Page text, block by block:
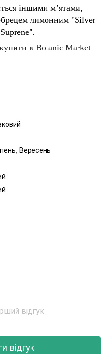
іншими м’ятами,
лимонним "Silver
в Botanic Market
Вересень
відгук
відгук